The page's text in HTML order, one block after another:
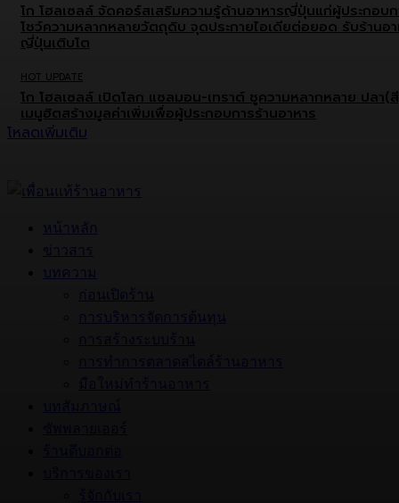
โก โฮลเซลล์ จัดคอร์สเสริมความรู้ด้านอาหารญี่ปุ่นแก่ผู้ประกอบ
โชว์ความหลากหลายวัตถุดิบ จุดประกายไอเดียต่อยอด รับร้านอ
ญี่ปุ่นเติบโต
HOT UPDATE
โก โฮลเซลล์ เปิดโลก แซลมอน-เทราต์ ชูความหลากหลาย ปลา(
เมนูฮิตสร้างมูลค่าเพิ่มเพื่อผู้ประกอบการร้านอาหาร
โหลดเพิ่มเติม